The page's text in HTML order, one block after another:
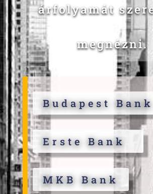
árfolyamát
megnézni.
Budapest Bank
Erste Bank
MKB Bank